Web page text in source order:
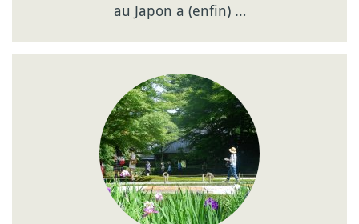
au Japon a (enfin) …